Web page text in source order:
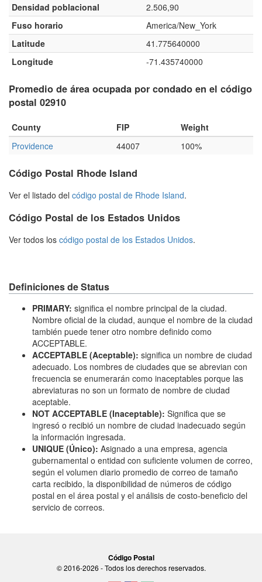
Densidad poblacional
2.506,90
Fuso horario
America/New_York
Latitude
41.775640000
Longitude
-71.435740000
Promedio de área ocupada por condado en el código
postal 02910
County FIP
Weight
Providence
44007 100%
Código Postal Rhode Island
Ver el listado del código postal de Rhode Island.
Código Postal de los Estados Unidos
Ver todos los código postal de los Estados Unidos.
Definiciones de Status
PRIMARY: significa el nombre principal de la ciudad.
Nombre oficial de la ciudad, aunque el nombre de la ciudad
también puede tener otro nombre definido como
ACCEPTABLE.
ACCEPTABLE (Aceptable): significa un nombre de ciudad
adecuado. Los nombres de ciudades que se abrevian con
frecuencia se enumerarán como inaceptables porque las
abreviaturas no son un formato de nombre de ciudad
aceptable.
NOT ACCEPTABLE (Inaceptable): Significa que se
ingresó o recibió un nombre de ciudad inadecuado según
la información ingresada.
UNIQUE (Único): Asignado a una empresa, agencia
gubernamental o entidad con suficiente volumen de correo,
según el volumen diario promedio de correo de tamaño
carta recibido, la disponibilidad de números de código
postal en el área postal y el análisis de costo-beneficio del
servicio de correos.
Código Postal
© 2016-2026 - Todos los derechos reservados.